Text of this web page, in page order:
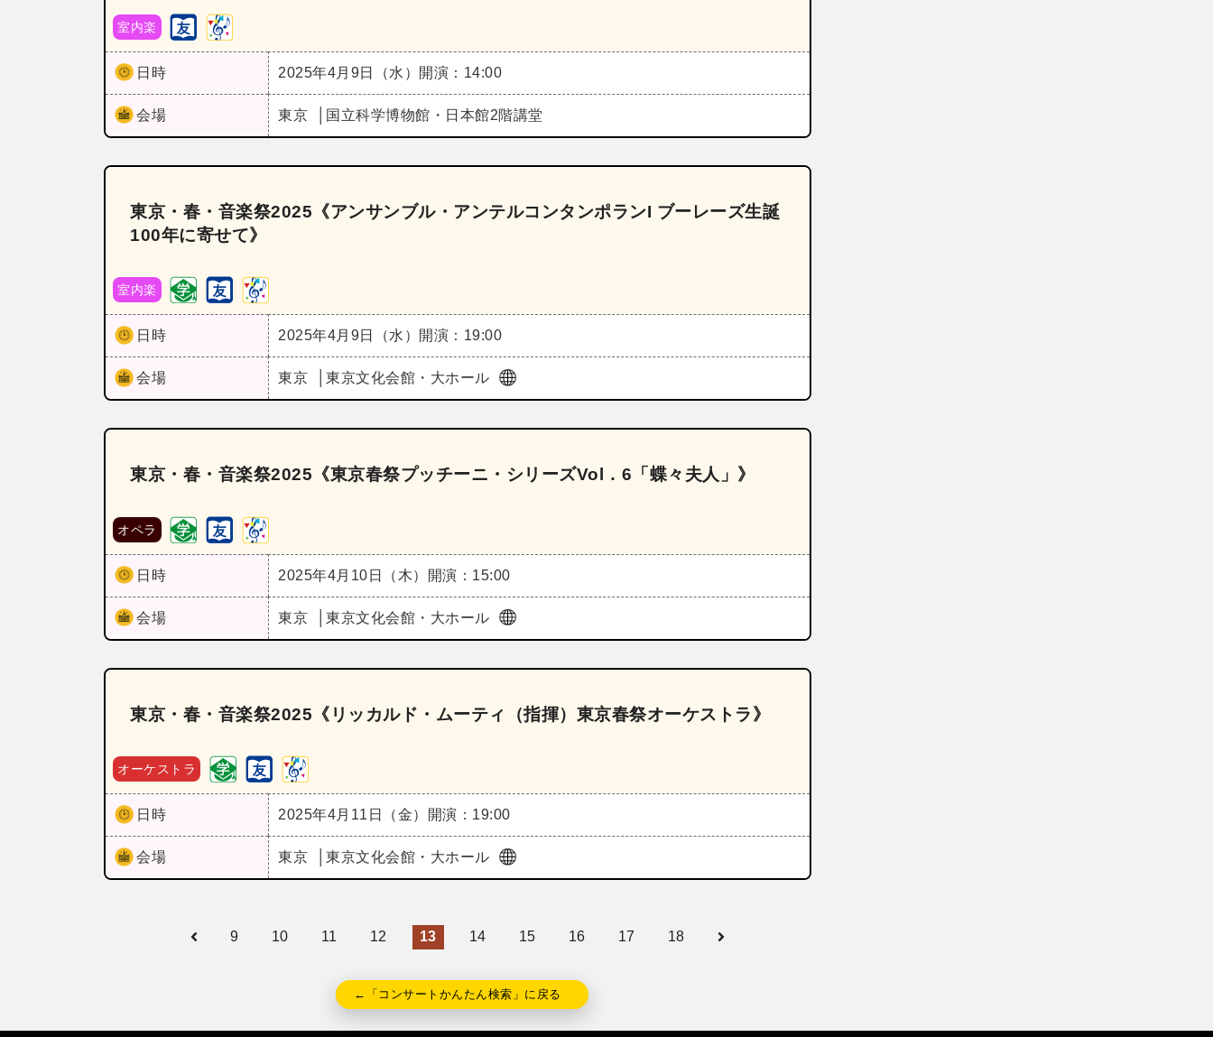
室内楽
日時 2025年4月9日（水） 開演：14:00
会場 東京 国立科学博物館・日本館2階講堂
東京・春・音楽祭2025《アンサンブル・アンテルコンタンポランI ブーレーズ生誕
100年に寄せて》
室内楽
日時 2025年4月9日（水） 開演：19:00
会場 東京 東京文化会館・大ホール
東京・春・音楽祭2025《東京春祭プッチーニ・シリーズVol．6「蝶々夫人」》
オペラ
日時 2025年4月10日（木） 開演：15:00
会場 東京 東京文化会館・大ホール
東京・春・音楽祭2025《リッカルド・ムーティ（指揮）東京春祭オーケストラ》
オーケストラ
日時 2025年4月11日（金） 開演：19:00
会場 東京 東京文化会館・大ホール
9 10 11 12 13 14 15 16 17 18
←「コンサートかんたん検索」に戻る